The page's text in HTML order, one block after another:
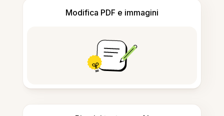
Modifica PDF e immagini